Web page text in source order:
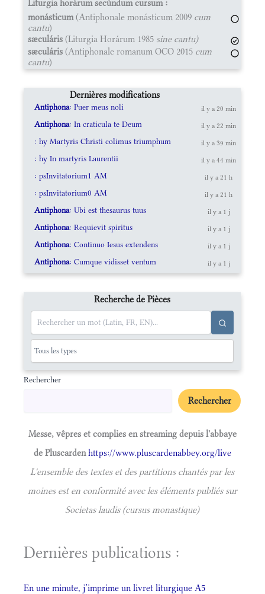
Liturgia horárum secúndum cursum :
monásticum(Antiphonale monásticum 2009 cum
cantu)
sæculáris (Liturgia Horárum 1985 sine cantu)
sæculáris (Antiphonale romanum OCO 2015 cum
cantu)
Dernières modifications
Antiphona: Puer meus noli il y a 20 min
Antiphona: In craticula te Deum il y a 22 min
: hy Martyris Christi colimus triumphum il y a 39 min
: hy In martyris Laurentii il y a 44 min
: psInvitatorium1 AM il y a 21 h
: psInvitatorium0 AM il y a 21 h
Antiphona: Ubi est thesaurus tuus il y a 1 j
Antiphona: Requievit spiritus il y a 1 j
Antiphona: Continuo Iesus extendens il y a 1 j
Antiphona: Cumque vidisset ventum il y a 1 j
Recherche de Pièces
Rechercher
Rechercher
Messe, vêpres et complies en streaming depuis l'abbaye
de Pluscardenhttps://www.pluscardenabbey.org/live
L'ensemble des textes et des partitions chantés par les
moines est en conformité avec les éléments publiés sur
Societas laudis (cursus monastique)
Dernières publications :
En une minute, j’imprime un livret liturgique A5